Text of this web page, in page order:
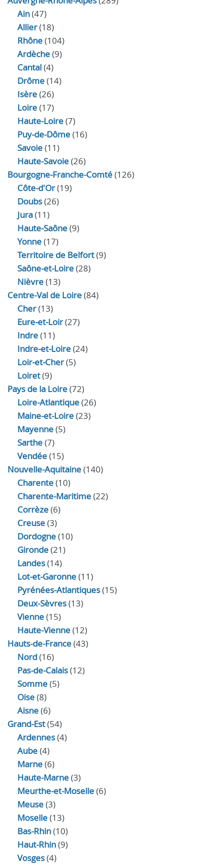
Ain(47)
Allier(18)
Rhône(104)
Ardèche(9)
Cantal(4)
Drôme(14)
Isère(26)
Loire(17)
Haute-Loire(7)
Puy-de-Dôme(16)
Savoie(11)
Haute-Savoie(26)
Bourgogne-Franche-Comté(126)
Côte-d'Or(19)
Doubs(26)
Jura(11)
Haute‑Saône(9)
Yonne(17)
Territoire de Belfort(9)
Saône-et-Loire(28)
Nièvre(13)
Centre-Val de Loire(84)
Cher(13)
Eure‑et‑Loir(27)
Indre(11)
Indre‑et‑Loire(24)
Loir‑et‑Cher(5)
Loiret(9)
Pays de la Loire(72)
Loire-Atlantique(26)
Maine-et-Loire(23)
Mayenne(5)
Sarthe(7)
Vendée(15)
Nouvelle-Aquitaine(140)
Charente(10)
Charente-Maritime(22)
Corrèze(6)
Creuse(3)
Dordogne(10)
Gironde(21)
Landes(14)
Lot-et-Garonne(11)
Pyrénées-Atlantiques(15)
Deux-Sèvres(13)
Vienne(15)
Haute-Vienne(12)
Hauts-de-France(43)
Nord(16)
Pas-de-Calais(12)
Somme(5)
Oise(8)
Aisne(6)
Grand-Est(54)
Ardennes(4)
Aube(4)
Marne(6)
Haute-Marne(3)
Meurthe-et-Moselle(6)
Meuse(3)
Moselle(13)
Bas-Rhin(10)
Haut-Rhin(9)
Vosges(4)